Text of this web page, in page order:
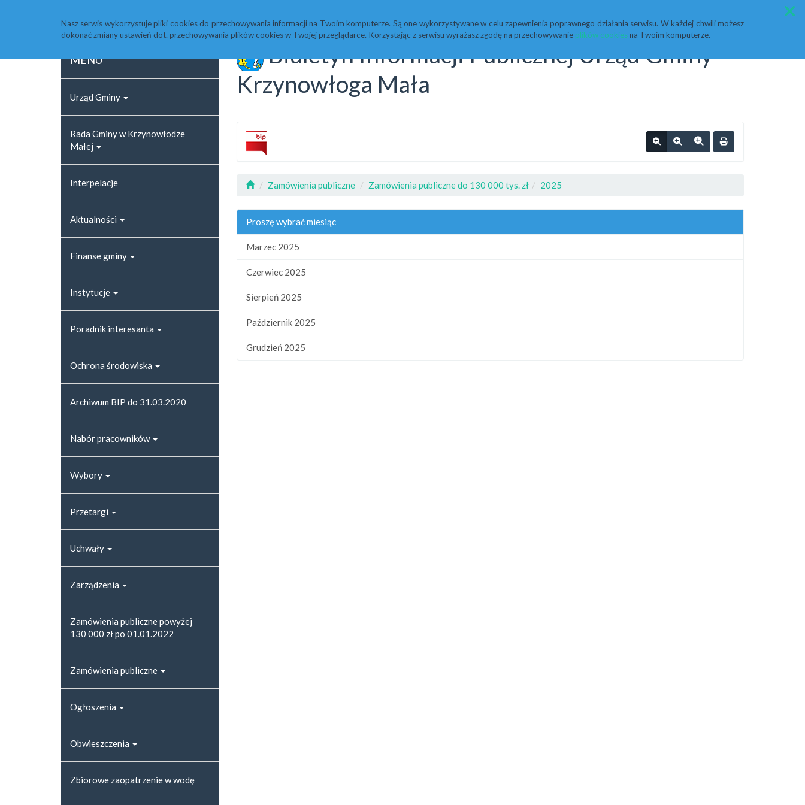
Nasz serwis wykorzystuje pliki cookies do przechowywania informacji na Twoim komputerze. Są one wykorzystywane w celu zapewnienia poprawnego działania serwisu. W każdej chwili możesz
dokonać zmiany ustawień dot. przechowywania plików cookies w Twojej przeglądarce. Korzystając z serwisu wyrażasz zgodę na przechowywanie plików cookiesna Twoim komputerze.
MENU
Urząd Gminy
Rada Gminy w Krzynowłodze
Małej
Interpelacje
Aktualności
Finanse gminy
Instytucje
Poradnik interesanta
Ochrona środowiska
Archiwum BIP do 31.03.2020
Nabór pracowników
Wybory
Przetargi
Uchwały
Zarządzenia
Zamówienia publiczne powyżej
130 000 zł po 01.01.2022
Zamówienia publiczne
Ogłoszenia
Obwieszczenia
Zbiorowe zaopatrzenie w wodę
Biuletyn Informacji Publicznej Urząd Gminy
Krzynowłoga Mała
Zamówienia publiczne Zamówienia publiczne do 130 000 tys. zł 2025
Proszę wybrać miesiąc
Marzec 2025
Czerwiec 2025
Sierpień 2025
Październik 2025
Grudzień 2025